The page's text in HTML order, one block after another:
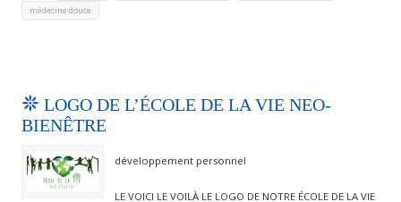
médecine douce
LOGO DE L’ÉCOLE DE LA VIE NEO-
BIENÊTRE
développement personnel
LE VOICI LE VOILÀ LE LOGO DE NOTRE ÉCOLE DE LA VIE